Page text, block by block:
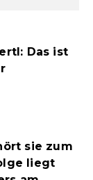
Das ist
sie zum
liegt